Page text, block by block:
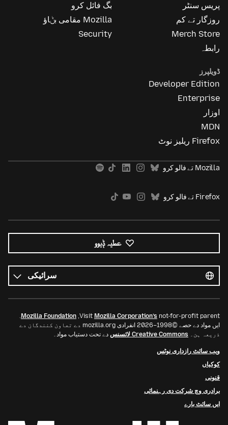
پریس سنٹر
روزگار تے کم
Merch Store
رابطہ
بگ فائل کرو
Mozilla مقامی بݨاؤ
Security
ڈویلپرز
Developer Edition
Enterprise
اوزار
MDN
Firefox ریلیز نوٹ
Mozilla تے فالو کرو
Firefox تے فالو کرو
عطیہ ݙیوو
زباناں
زبان
Visit Mozilla Corporation’s not-for-profit parent,
Mozilla Foundation
.
ایں مواد دے حصے ©1998–2026 انفرادی mozilla.org دے تعاون کنندگان دے
ذریعہ ہن۔ Creative Commons لائسنس دے تحت دستیاب مواد۔
ویب سائٹ رازداری نوٹس
کوکیاں
قنونی
برادری وچ شرکت دی رہنمائی
ایں سائٹ بارے